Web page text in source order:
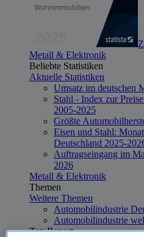
Metall & Elektronik
Beliebte Statistiken
Aktuelle Statistiken
Umsatz im deutschen
Stahl - Index zur
2005-2025
Größte
Eisen und Stahl:
Deutschland 2025-
Auftragseingang im
2026
Metall & Elektronik
Themen
Weitere Themen
Automobilindustrie
Automobilindustrie
Top Report